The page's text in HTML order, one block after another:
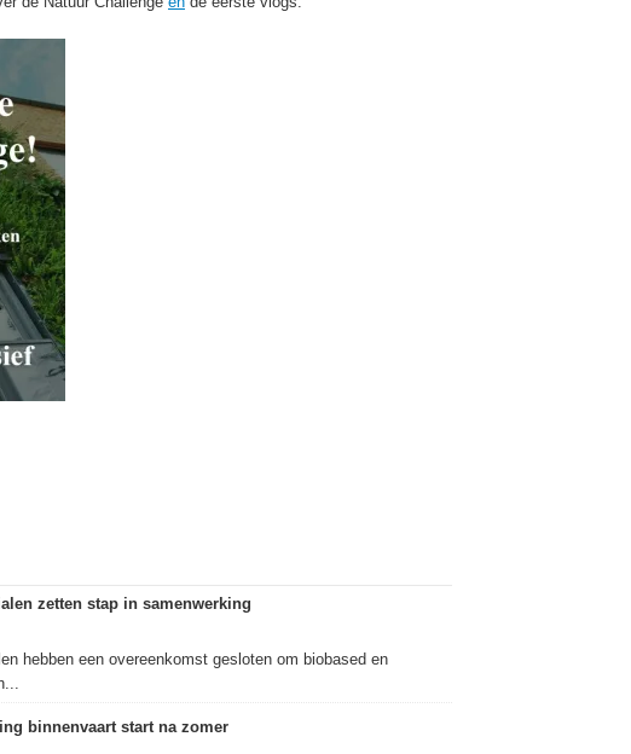
zetten stap in samenwerking
hebben een overeenkomst gesloten om biobased en
binnenvaart start na zomer